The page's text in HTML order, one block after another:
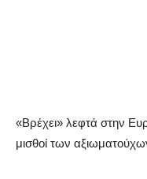
«Βρέχει» λεφτά στην
μισθοί των